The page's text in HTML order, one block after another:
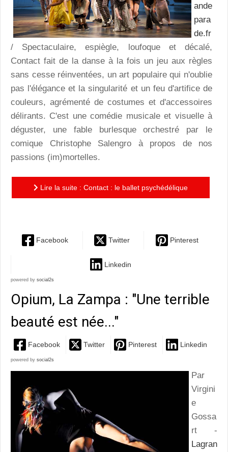
ande
para
de.fr
/ Spectaculaire, espiègle, loufoque et décalé,
Contact fait de la danse à la fois un jeu aux règles
sans cesse réinventées, un art populaire qui n'oublie
pas l'élégance et la singularité et un feu d'artifice de
couleurs, agrémenté de costumes et d'accessoires
délirants. C'est une comédie musicale et visuelle à
déguster, une fable burlesque orchestré par le
comique Christophe Salengro à propos de nos
passions (im)mortelles.
Lire la suite : Contact : le ballet psychédélique
Facebook Twitter Pinterest
Linkedin
powered by social2s
Opium, La Zampa : "Une terrible
beauté est née..."
Facebook Twitter Pinterest Linkedin
powered by social2s
Par
Virgini
e
Gossa
rt -
Lagran